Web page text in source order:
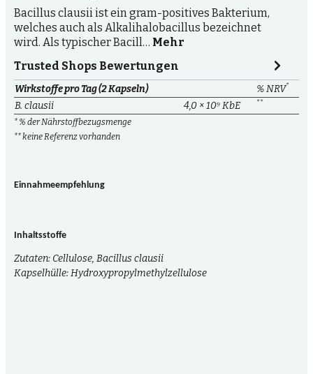
Bacillus clausii ist ein gram-positives Bakterium,
welches auch als Alkalihalobacillus bezeichnet
wird. Als typischer Bacill… Mehr
Trusted Shops Bewertungen
Wirkstoffe pro Tag (2 Kapseln) % NRV*
B. clausii 4,0 × 10⁹ KbE **
* % der Nährstoffbezugsmenge
** keine Referenz vorhanden
Einnahmeempfehlung
Inhaltsstoffe
Zutaten: Cellulose, Bacillus clausii
Kapselhülle: Hydroxypropylmethylzellulose